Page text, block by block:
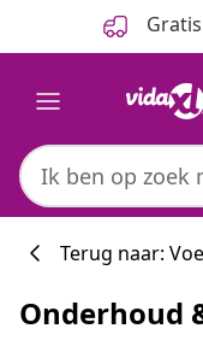
Terug naar:
Onderhoud